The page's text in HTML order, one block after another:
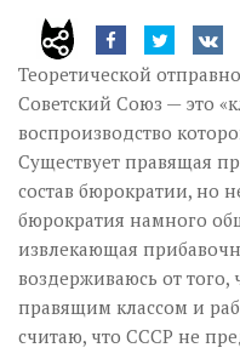
Агітатор
Музика революції
Візуальне
Научпоп
Головне
Inter/antinational
Теоретической
Советский Союз — это
воспроизводство
Существует правящая
состав бюрократии, но
бюрократия намного
извлекающая
воздерживаюсь от
правящим классом и
считаю, что СССР не